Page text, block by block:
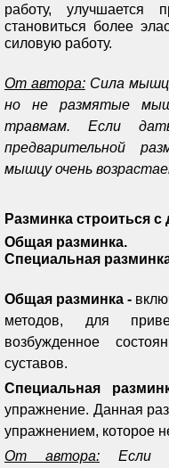
работу,
становиться более
силовую работу.
От автора:Сила мышц
но не размятые
травмам. Если
предварительной
мышцу очень
Разминка строиться
Общая разминка.
Специальная
Общая разминка -
методов, для
возбужденное
суставов.
Специальная
упражнение. Данная
упражнением, которое
От автора: Если